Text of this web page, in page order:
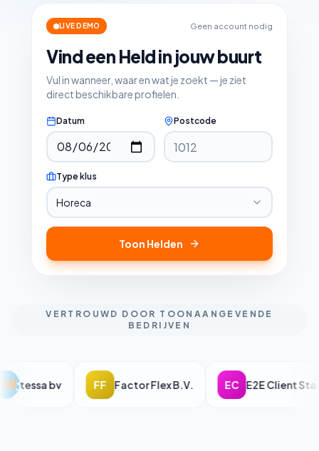
LIVE DEMO Geen account nodig
Vind een Held in jouw buurt
Vul in wanneer, waar en wat je zoekt — je ziet
direct beschikbare profielen.
Datum Postcode
Type klus
Horeca
Toon Helden
VERTROUWD DOOR TOONAANGEVENDE
BEDRIJVEN
tessa bv FF Factor Flex B.V. EC E2E Client